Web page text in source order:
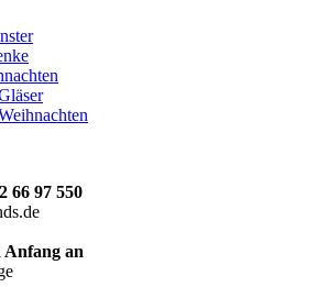
66 97 550
Anfang an